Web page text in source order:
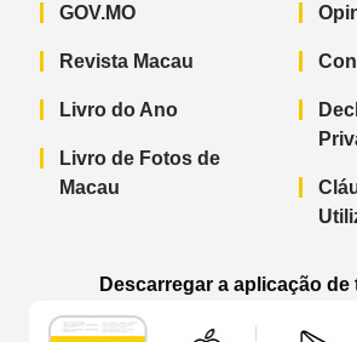
GOV.MO
Revista Macau
Livro do Ano
Livro de Fotos de
Macau
Descarregar a aplicação de